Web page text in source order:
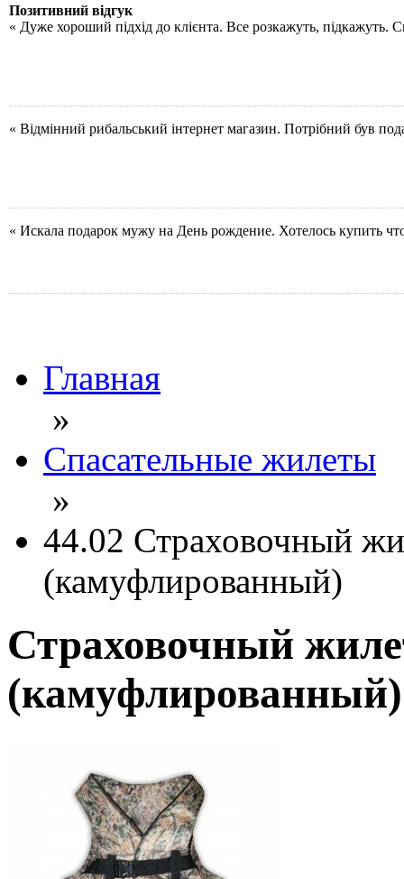
Позитивний відгук
« Дуже хороший підхід до клієнта. Все розкажуть, підкажуть.
« Відмінний рибальський інтернет магазин. Потрібний був
« Искала подарок мужу на День рождение. Хотелось купить
Главная
»
Спасательные жилеты
»
44.02 Страховочный
(камуфлированный)
Страховочный
(камуфлированный)